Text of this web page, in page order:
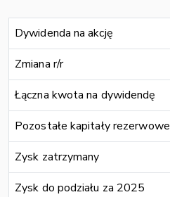
Dywidenda na akcję
Zmiana r/r
Łączna kwota na dywidendę
Pozostałe kapitały rezerwowe
Zysk zatrzymany
Zysk do podziału za 2025